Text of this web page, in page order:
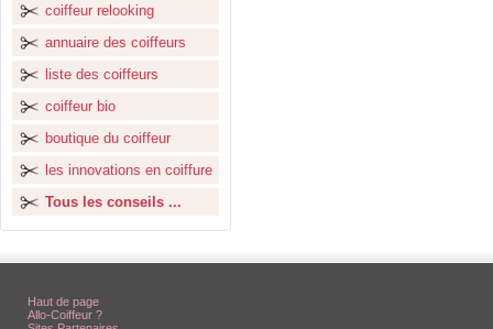
coiffeur relooking
annuaire des coiffeurs
liste des coiffeurs
coiffeur bio
boutique du coiffeur
les innovations en coiffure
Tous les conseils ...
Haut de page
Allo-Coiffeur ?